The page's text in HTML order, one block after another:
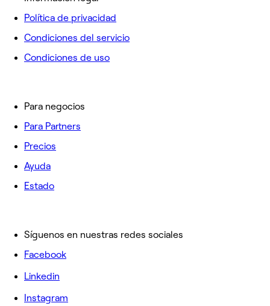
Para negocios
Para Partners
Precios
Ayuda
Estado
Política de privacidad
Condiciones del servicio
Condiciones de uso
Síguenos en nuestras redes sociales
Facebook
Linkedin
Instagram